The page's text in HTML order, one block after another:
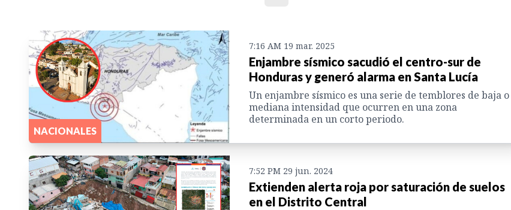
NACIONALES
7:16 AM 19 mar. 2025
Enjambre sísmico sacudió el centro-sur de
Honduras y generó alarma en Santa Lucía
Un enjambre sísmico es una serie de temblores de baja o
mediana intensidad que ocurren en una zona
determinada en un corto periodo.
7:52 PM 29 jun. 2024
Extienden alerta roja por saturación de suelos
en el Distrito Central